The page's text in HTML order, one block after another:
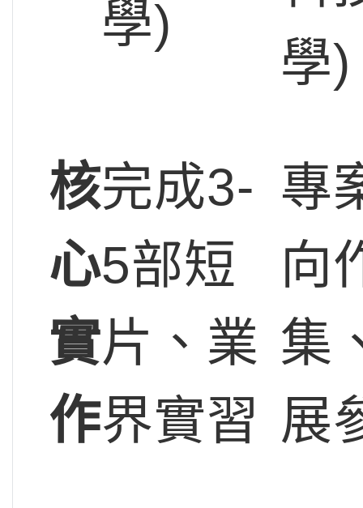
學)
學)
核
心
實
作
完成3-
5部短
片、業
界實習
專
向
集
展